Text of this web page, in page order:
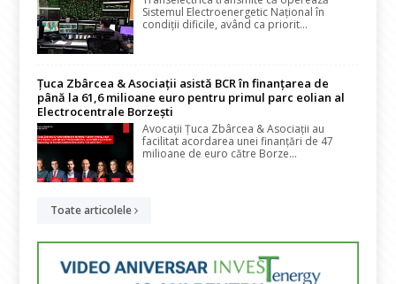
Sistemul Electroenergetic Național în
condiții dificile, având ca priorit...
Țuca Zbârcea & Asociații asistă BCR în finanțarea de
până la 61,6 milioane euro pentru primul parc eolian al
Electrocentrale Borzești
Avocații Țuca Zbârcea & Asociații au
facilitat acordarea unei finanțări de 47
milioane de euro către Borze...
Toate articolele